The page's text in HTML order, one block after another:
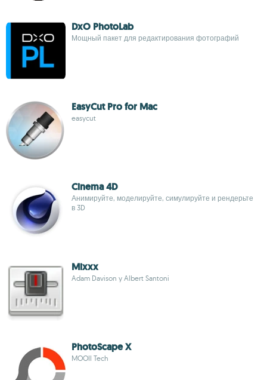
DxO PhotoLab
Мощный пакет для редактирования фотографий
EasyCut Pro for Mac
easycut
Cinema 4D
Анимируйте, моделируйте, симулируйте и рендерьте
в 3D
Mixxx
Adam Davison y Albert Santoni
PhotoScape X
MOOII Tech